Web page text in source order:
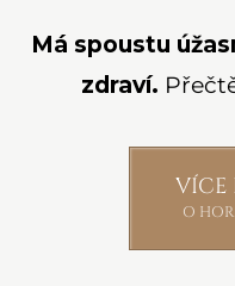
Má spoustu
zdraví.
VÍCE
O